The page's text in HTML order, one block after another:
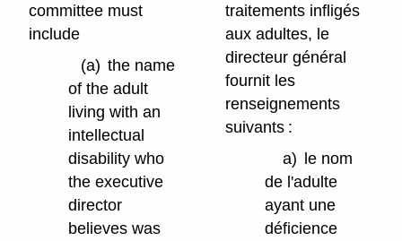
committee must
include
(a) the name
of the adult
living with an
intellectual
disability who
the executive
director
believes was
traitements infligés
aux adultes, le
directeur général
fournit les
renseignements
suivants :
a) le nom
de l'adulte
ayant une
déficience